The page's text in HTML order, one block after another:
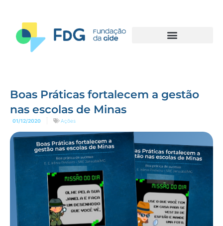
Boas Práticas fortalecem a gestão
nas escolas de Minas
01/12/2020 Ações